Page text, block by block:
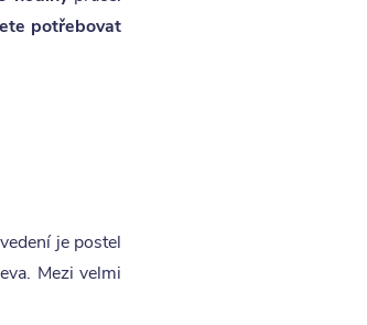
potřebovat
je postel
Mezi velmi